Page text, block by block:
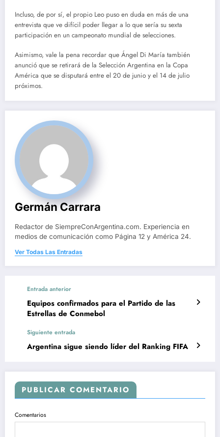
Incluso, de por sí, el propio Leo puso en duda en más de una
entrevista que ve difícil poder llegar a lo que sería su sexta
participación en un campeonato mundial de selecciones.
Asimismo, vale la pena recordar que Ángel Di María también
anunció que se retirará de la Selección Argentina en la Copa
América que se disputará entre el 20 de junio y el 14 de julio
próximos.
Germán Carrara
Redactor de SiempreConArgentina.com. Experiencia en
medios de comunicación como Página 12 y América 24.
Ver Todas Las Entradas
Entrada anterior
Equipos confirmados para el Partido de las
Estrellas de Conmebol
Siguiente entrada
Argentina sigue siendo líder del Ranking FIFA
PUBLICAR COMENTARIO
Comentarios